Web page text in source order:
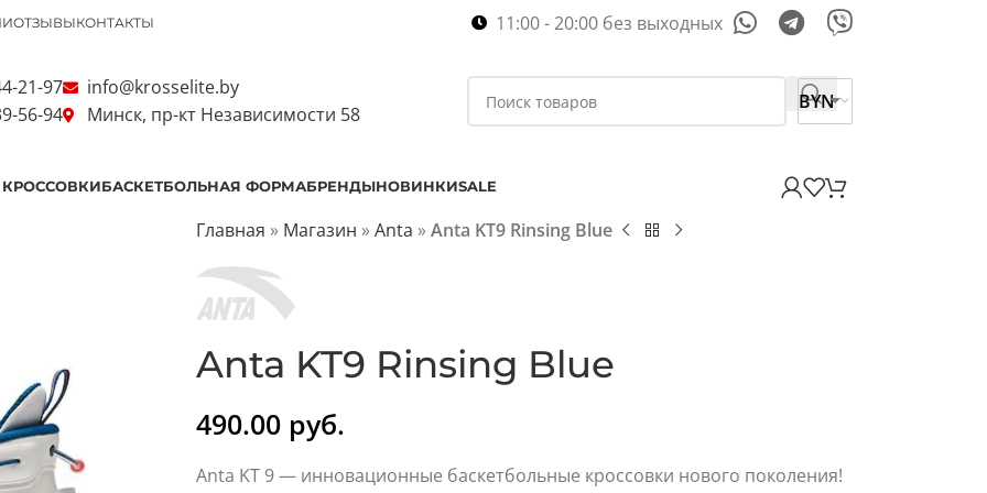
ОТЗЫВЫКОНТАКТЫ 11:00 - 20:00 без выходных
21-97
56-94
info@krosselite.by
Минск, пр-кт Независимости 58
BYN
БАСКЕТБОЛЬНАЯ ФОРМАБРЕНДЫНОВИНКИSALE
Главная » Магазин »Anta »Anta KT9 Rinsing Blue
Anta KT9 Rinsing Blue
490.00 руб.
Anta KT 9 — инновационные баскетбольные кроссовки нового поколения!